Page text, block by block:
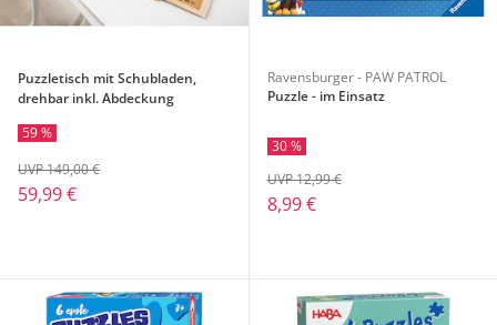
Puzzletisch mit Schubladen,
drehbar inkl. Abdeckung
59 %
59,99 €
UVP 149,00 €
Ravensburger - PAW PATROL
Puzzle - im Einsatz
30 %
8,99 €
UVP 12,99 €